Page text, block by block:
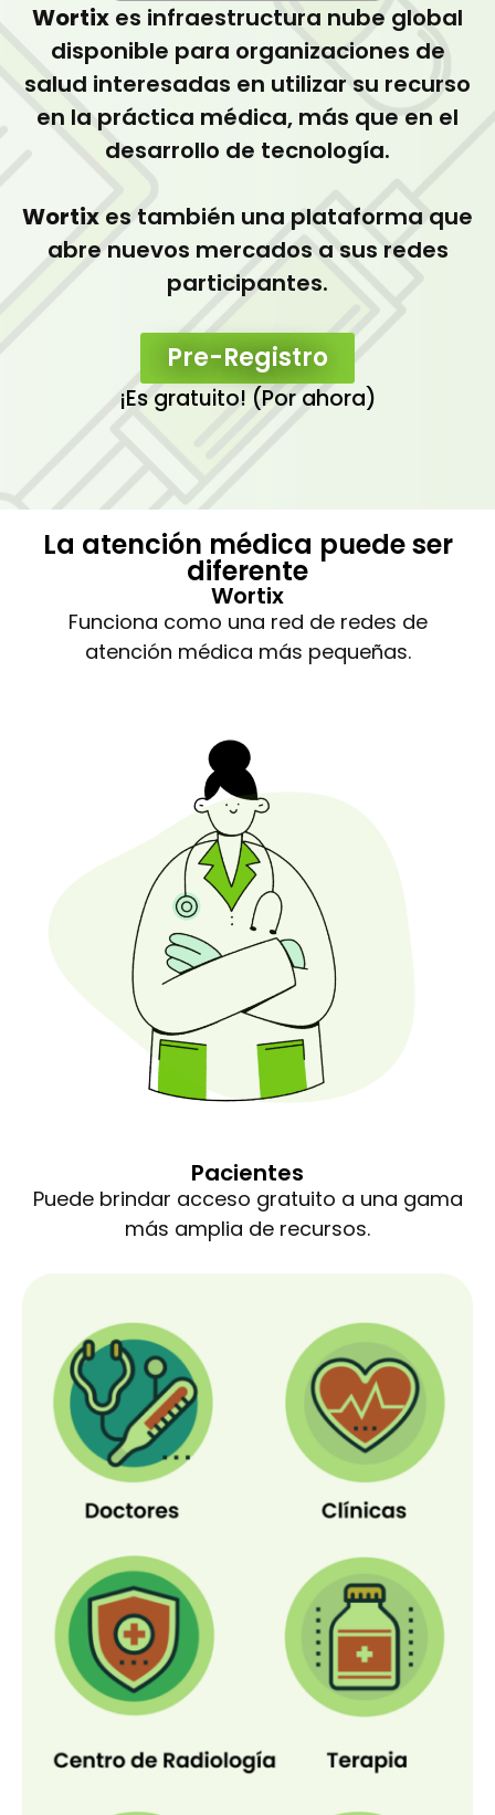
Wortix es infraestructura nube global
disponible para organizaciones de
salud interesadas en utilizar su recurso
en la práctica médica, más que en el
desarrollo de tecnología.
Wortix es también una plataforma que
abre nuevos mercados a sus redes
participantes.
Pre-Registro
¡Es gratuito! (Por ahora)
La atención médica puede ser
diferente
Wortix
Funciona como una red de redes de
atención médica más pequeñas.
Pacientes
Puede brindar acceso gratuito a una gama
más amplia de recursos.